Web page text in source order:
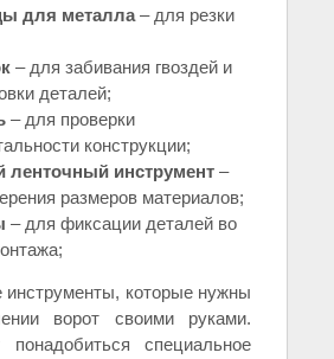
для металла– для резки
– для забивания гвоздей и
деталей;
– для проверки
конструкции;
ленточный инструмент –
размеров материалов;
– для фиксации деталей во
инструменты, которые нужны
ворот своими руками.
специальное